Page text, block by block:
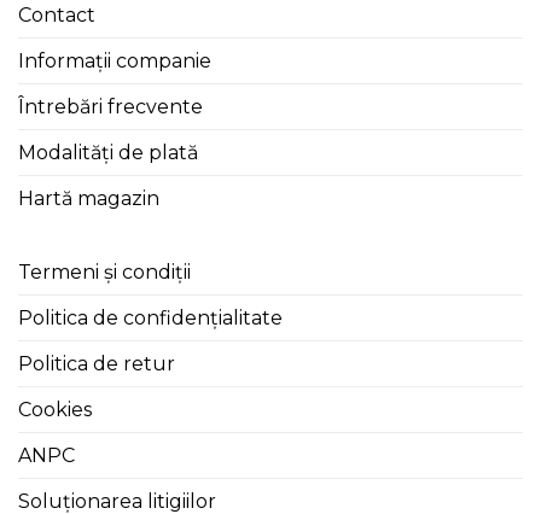
Contact
Informații companie
Întrebări frecvente
Modalități de plată
Hartă magazin
Termeni și condiții
Politica de confidențialitate
Politica de retur
Cookies
ANPC
Soluționarea litigiilor